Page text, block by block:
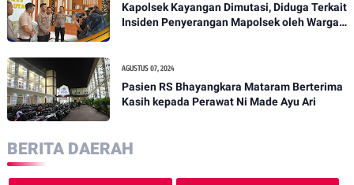
Kapolsek Kayangan Dimutasi, Diduga Terkait
Insiden Penyerangan Mapolsek oleh Warga -
AGUSTUS 07, 2024
Pasien RS Bhayangkara Mataram Berterima
Kasih kepada Perawat Ni Made Ayu Ari
BERITA DAERAH